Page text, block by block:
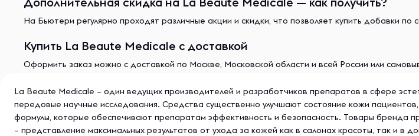
На Бьютери регулярно проходят различные акции и скидки, что позволяет купить добавки по
Купить La Beaute Medicale с доставкой
Оформить заказ можно с доставкой по Москве, Московской области и всей России или
La Beaute Medicale – один ведущих производителей и разработчиков препаратов в сфере
передовые научные исследования. Средства существенно улучшают состояние кожи
формулы, которые обеспечивают препаратам эффективность и безопасность. Товары бренда
– представление максимальных результатов от ухода за кожей как в салонах красоты, так и в